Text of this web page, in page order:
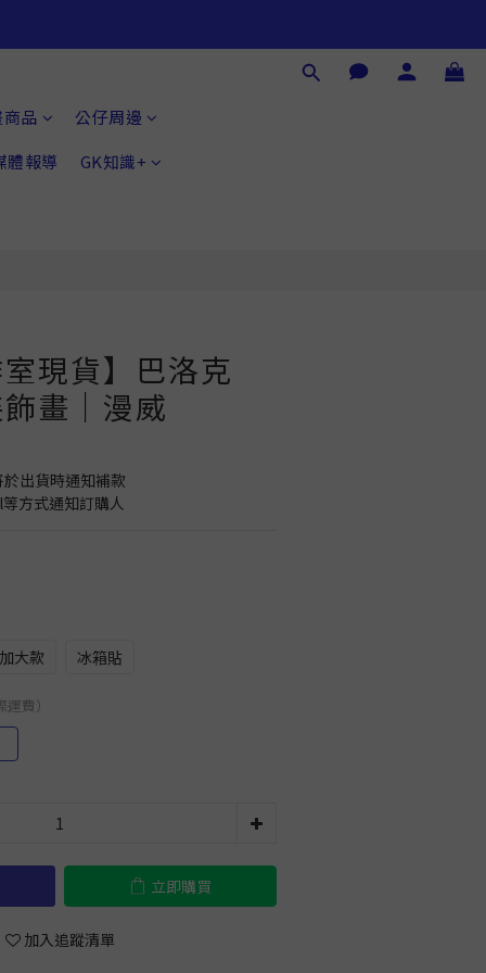
品
公仔周邊
體報導
GK知識+
現貨】巴洛克
畫｜漫威
出貨時通知補款
方式通知訂購人
加大款 冰箱貼
費）
立即購買
加入追蹤清單
立即購買